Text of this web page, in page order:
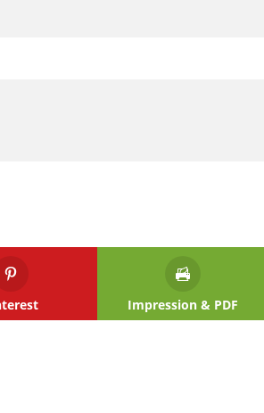
Impression & PDF